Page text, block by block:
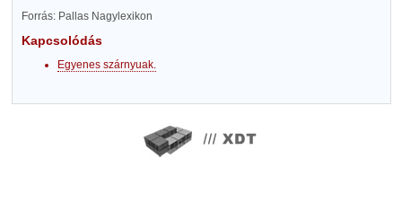
Forrás: Pallas Nagylexikon
Kapcsolódás
Egyenes szárnyuak.